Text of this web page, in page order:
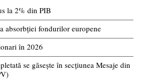
la 2% din PIB
absorbției fondurilor europene
în 2026
se găsește în secțiunea Mesaje din